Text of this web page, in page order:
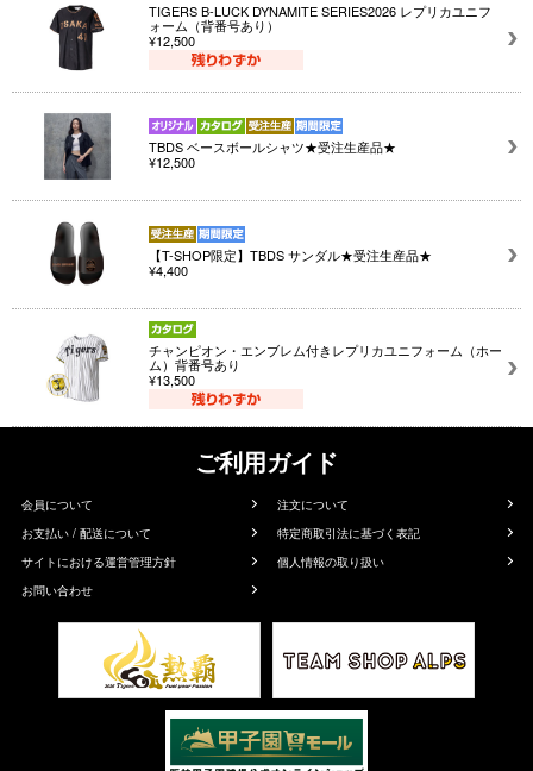
TIGERS B-LUCK DYNAMITE SERIES2026 レプリカユニフ
ォーム（背番号あり）
¥12,500
TBDS ベースボールシャツ★受注生産品★
¥12,500
【T-SHOP限定】TBDS サンダル★受注生産品★
¥4,400
チャンピオン・エンブレム付きレプリカユニフォーム（ホー
ム）背番号あり
¥13,500
ご利用ガイド
会員について
注文について
お支払い / 配送について
特定商取引法に基づく表記
サイトにおける運営管理方針
個人情報の取り扱い
お問い合わせ